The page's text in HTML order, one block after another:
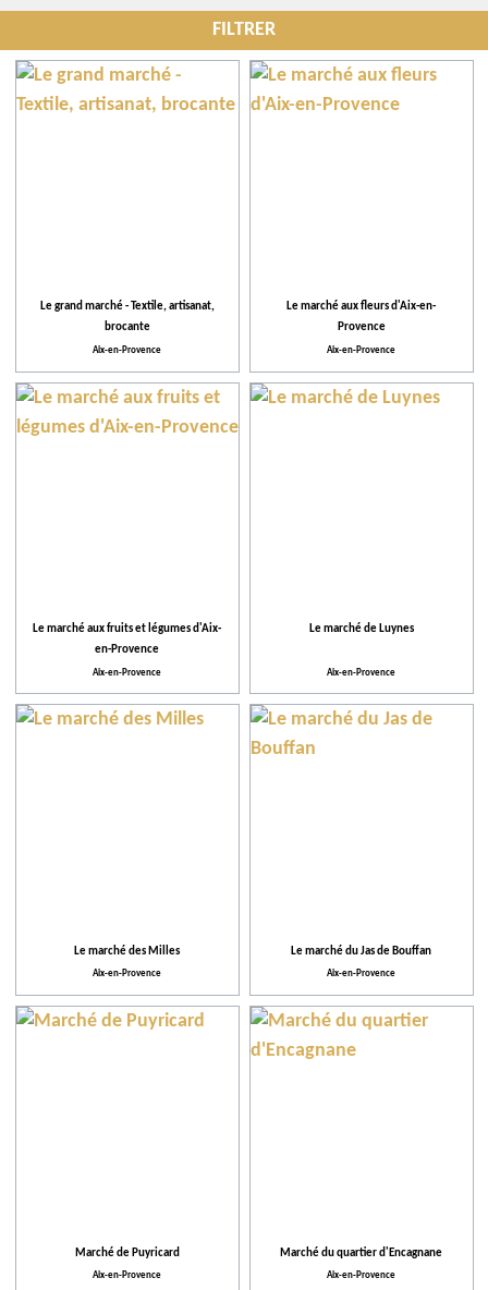
FILTRER
Communes
Thème
Le grand marché - Textile, artisanat,
brocante
Aix-en-Provence
Le marché aux fleurs d'Aix-en-
Provence
Aix-en-Provence
Le marché aux fruits et légumes d'Aix-
en-Provence
Aix-en-Provence
Le marché de Luynes
Aix-en-Provence
Le marché des Milles
Aix-en-Provence
Le marché du Jas de Bouffan
Aix-en-Provence
Marché de Puyricard
Aix-en-Provence
Marché du quartier d'Encagnane
Aix-en-Provence